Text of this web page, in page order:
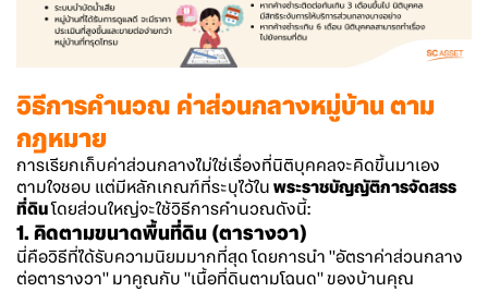
วิธีการคำนวณ ค่าส่วนกลางหมู่บ้าน ตาม
กฎหมาย
การเรียกเก็บค่าส่วนกลางไม่ใช่เรื่องที่นิติบุคคลจะคิดขึ้นมาเอง
ตามใจชอบ แต่มีหลักเกณฑ์ที่ระบุไว้ใน พระราชบัญญัติการจัดสรร
ที่ดินโดยส่วนใหญ่จะใช้วิธีการคำนวณดังนี้:
1. คิดตามขนาดพื้นที่ดิน (ตารางวา)
นี่คือวิธีที่ได้รับความนิยมมากที่สุด โดยการนำ "อัตราค่าส่วนกลาง
ต่อตารางวา" มาคูณกับ "เนื้อที่ดินตามโฉนด" ของบ้านคุณ